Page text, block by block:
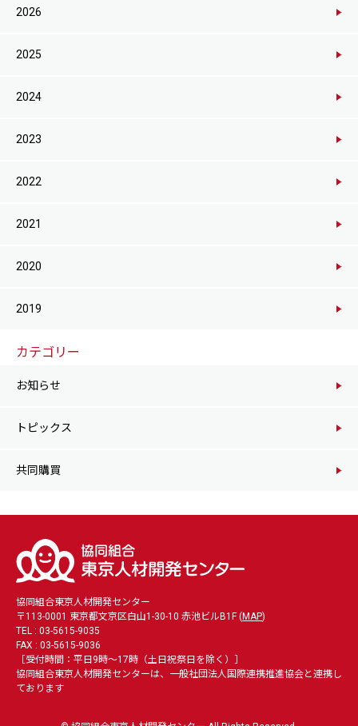
2026
2025
2024
2023
2022
2021
2020
2019
カテゴリー
お知らせ
トピックス
共同購買
協同組合東京人材開発センター
〒113-0001 東京都文京区白山1-30-10 赤池ビルB1F ( MAP)
TEL : 03-5615-9035
FAX : 03-5615-9036
［受付時間：平日9時～17時（土日祝祭日を除く）］
協同組合東京人材開発センターは、一般社団法人国際連携推進協会と連携し
ております